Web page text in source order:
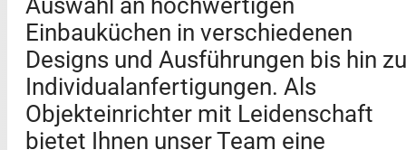
Einbauküchen in verschiedenen
Designs und Ausführungen bis hin zu
Individualanfertigungen. Als
Objekteinrichter mit Leidenschaft
bietet Ihnen unser Team eine